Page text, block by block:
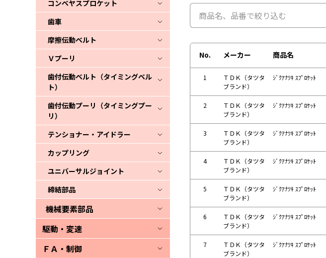
コンベヤスプロケット
歯車
摩擦伝動ベルト
Ｖプーリ
歯付伝動ベルト（タイミングベル
ト）
歯付伝動プーリ（タイミングプー
リ）
テンショナー・アイドラー
カップリング
ユニバーサルジョイント
締結部品
機械要素部品
駆動・変速
ＦＡ・制御
No. メーカー 商品名
1
ＴＤＫ（タツタ
ブランド）
ｼﾞｸｱﾅﾂｷ ｽﾌﾟﾛｹｯﾄ
2
ＴＤＫ（タツタ
ブランド）
ｼﾞｸｱﾅﾂｷ ｽﾌﾟﾛｹｯﾄ
3
ＴＤＫ（タツタ
ブランド）
ｼﾞｸｱﾅﾂｷ ｽﾌﾟﾛｹｯﾄ
4
ＴＤＫ（タツタ
ブランド）
ｼﾞｸｱﾅﾂｷ ｽﾌﾟﾛｹｯﾄ
5
ＴＤＫ（タツタ
ブランド）
ｼﾞｸｱﾅﾂｷ ｽﾌﾟﾛｹｯﾄ
6
ＴＤＫ（タツタ
ブランド）
ｼﾞｸｱﾅﾂｷ ｽﾌﾟﾛｹｯﾄ
7
ＴＤＫ（タツタ
ブランド）
ｼﾞｸｱﾅﾂｷ ｽﾌﾟﾛｹｯﾄ